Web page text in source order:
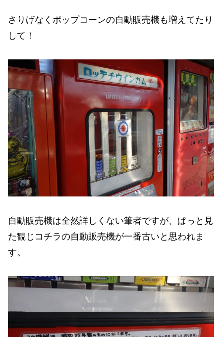
さりげなくポップコーンの自動販売機も増えてたり
して！
自動販売機は全然詳しくない筆者ですが、ぱっと見
た観じコチラの自動販売機が一番古いと思われま
す。